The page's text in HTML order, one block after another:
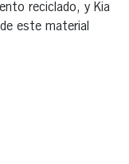
reciclado, y Kia
este material